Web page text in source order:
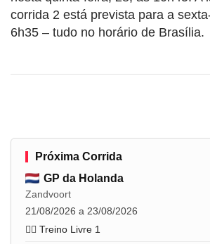
corrida 2 está prevista para a
6h35 – tudo no horário de Brasília.
Próxima Corrida
GP da Holanda
Zandvoort
21/08/2026 a 23/08/2026
🏋️‍♂️ Treino Livre 1